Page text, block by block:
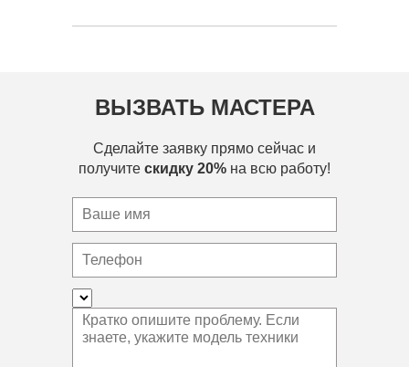
ВЫЗВАТЬ МАСТЕРА
Сделайте заявку прямо сейчас и
получите скидку 20% на всю работу!